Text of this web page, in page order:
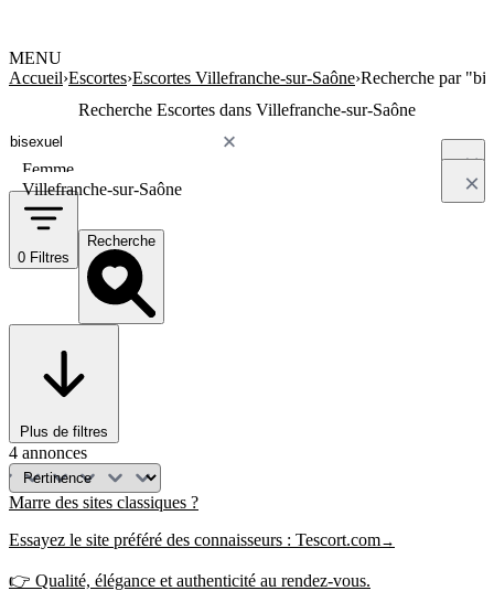
MENU
Accueil›Escortes›Escortes Villefranche-sur-Saône›Recherche par
Recherche Escortes dans Villefranche-sur-Saône
Femme
Villefranche-sur-Saône
0 Filtres
Recherche
Plus de filtres
4 annonces
Marre des sites classiques ?
Essayez le site préféré des connaisseurs : Tescort.com→
👉 Qualité, élégance et authenticité au rendez-vous.